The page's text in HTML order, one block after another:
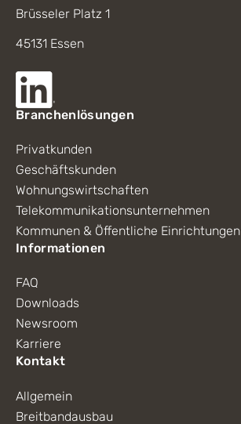
Brüsseler Platz 1
45131 Essen
Branchenlösungen
Privatkunden
Geschäftskunden
Wohnungswirtschaften
Telekommunikationsunternehmen
Kommunen & Öffentliche Einrichtungen
Informationen
FAQ
Downloads
Newsroom
Karriere
Kontakt
Allgemein
Breitbandausbau